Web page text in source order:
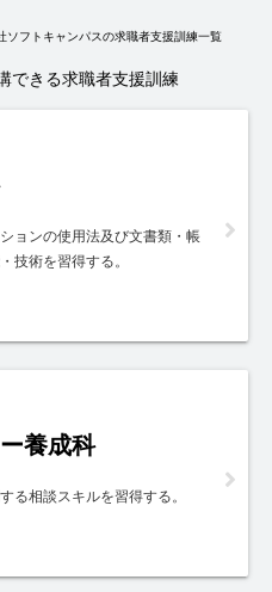
ソフトキャンパスの求職者支援訓練一覧
できる求職者支援訓練
ョンの使用法及び文書類・帳
技術を習得する。
養成科
る相談スキルを習得する。